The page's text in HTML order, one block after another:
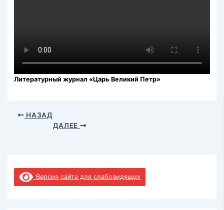
Литературный журнал «Царь Великий Петр»
НАЗАД
ДАЛЕЕ
Версия сайта для слабовидящих